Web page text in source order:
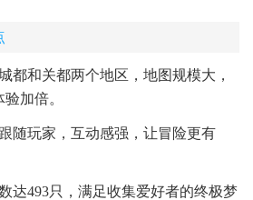
都和关都两个地区，地图规模大，
加倍。
随玩家，互动感强，让冒险更有
达493只，满足收集爱好者的终极梦